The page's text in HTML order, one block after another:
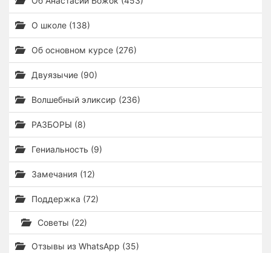
О школе (138)
Об основном курсе (276)
Двуязычие (90)
Волшебный эликсир (236)
РАЗБОРЫ (8)
Гениальность (9)
Замечания (12)
Поддержка (72)
Советы (22)
Отзывы из WhatsApp (35)